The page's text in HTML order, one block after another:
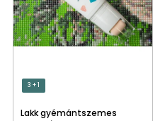
3 + 1
Lakk gyémántszemes